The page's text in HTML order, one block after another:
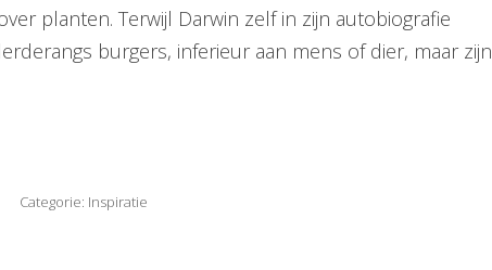
planten. Terwijl Darwin zelf in zijn autobiografie
burgers, inferieur aan mens of dier, maar zijn
Categorie: Inspiratie